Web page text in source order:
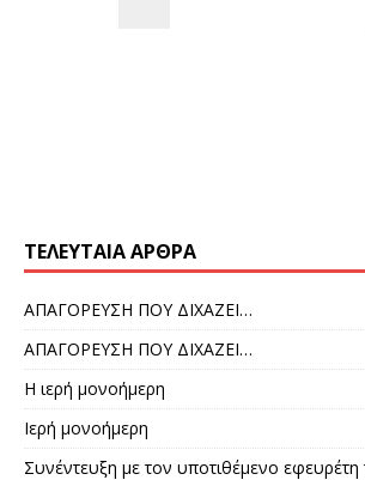
ΤΕΛΕΥΤΑΊΑ ΆΡΘΡΑ
ΑΠΑΓΟΡΕΥΣΗ ΠΟΥ ΔΙΧΑΖΕΙ…
ΑΠΑΓΟΡΕΥΣΗ ΠΟΥ ΔΙΧΑΖΕΙ…
Η ιερή μονοήμερη
Ιερή μονοήμερη
Συνέντευξη με τον υποτιθέμενο